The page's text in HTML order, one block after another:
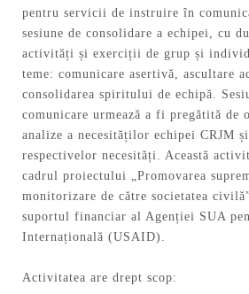
pentru servicii de instruire în
sesiune de consolidare a echipei, cu
activități și exerciții de grup și
teme: comunicare asertivă, ascultare
consolidarea spiritului de echipă.
comunicare urmează a fi pregătită de
analize a necesităților echipei CRJM
respectivelor necesități. Această
cadrul proiectului „Promovarea
monitorizare de către societatea
suportul financiar al Agenției SUA
Internațională (USAID).
Activitatea are drept scop: